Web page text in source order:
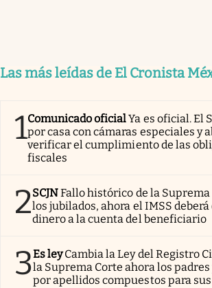
Las más leídas de El Cronista
1Comunicado oficialYa es oficial. El
por casa con cámaras especiales y
verificar el cumplimiento de las
fiscales
2SCJNFallo histórico de la Suprema
los jubilados, ahora el IMSS
dinero a la cuenta del beneficiario
3Es ley Cambia la Ley del Registro
la Suprema Corte ahora los
por apellidos compuestos para